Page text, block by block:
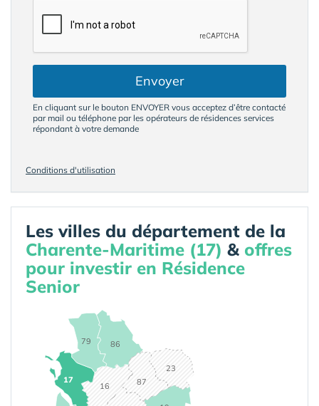
Envoyer
En cliquant sur le bouton ENVOYER vous acceptez d’être contacté
par mail ou téléphone par les opérateurs de résidences services
répondant à votre demande
Conditions d'utilisation
Les villes du département de la
Charente-Maritime (17) & offres
pour investir en Résidence
Senior
16
17
23
79 86
87